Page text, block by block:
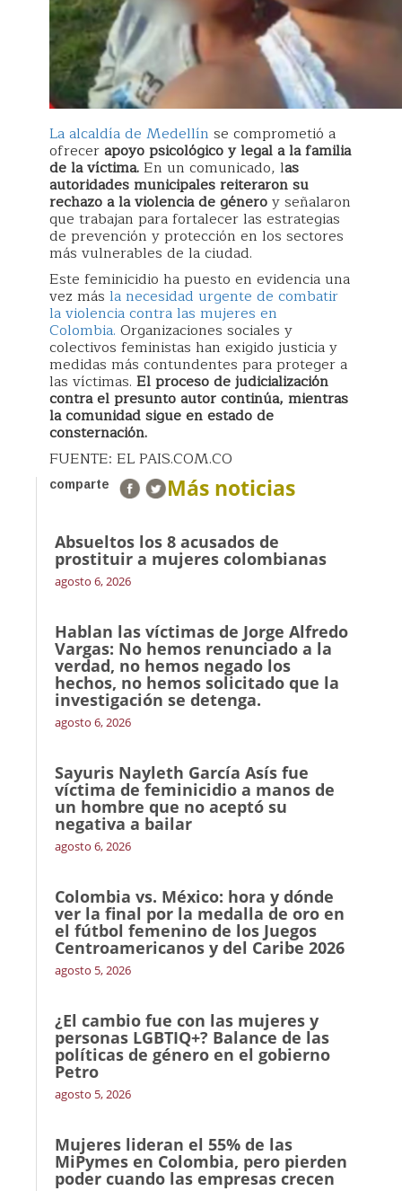
La alcaldía de Medellín se comprometió a
ofrecerapoyo psicológico y legal a la familia
de la víctima.En un comunicado, las
autoridades municipales reiteraron su
rechazo a la violencia de géneroy señalaron
que trabajan para fortalecer las estrategias
de prevención y protección en los sectores
más vulnerables de la ciudad.
Este feminicidio ha puesto en evidencia una
vez más la necesidad urgente de combatir
la violencia contra las mujeres en
Colombia. Organizaciones sociales y
colectivos feministas han exigido justicia y
medidas más contundentes para proteger a
las víctimas. El proceso de judicialización
contra el presunto autor continúa, mientras
la comunidad sigue en estado de
consternación.
FUENTE: EL PAIS.COM.CO
comparte Más noticias
Absueltos los 8 acusados de
prostituir a mujeres colombianas
agosto 6, 2026
Hablan las víctimas de Jorge Alfredo
Vargas: No hemos renunciado a la
verdad, no hemos negado los
hechos, no hemos solicitado que la
investigación se detenga.
agosto 6, 2026
Sayuris Nayleth García Asís fue
víctima de feminicidio a manos de
un hombre que no aceptó su
negativa a bailar
agosto 6, 2026
Colombia vs. México: hora y dónde
ver la final por la medalla de oro en
el fútbol femenino de los Juegos
Centroamericanos y del Caribe 2026
agosto 5, 2026
¿El cambio fue con las mujeres y
personas LGBTIQ+? Balance de las
políticas de género en el gobierno
Petro
agosto 5, 2026
Mujeres lideran el 55% de las
MiPymes en Colombia, pero pierden
poder cuando las empresas crecen